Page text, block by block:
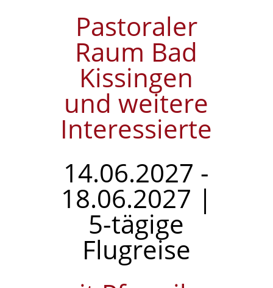
Pastoraler
Raum Bad
Kissingen
und weitere
Interessierte
14.06.2027 -
18.06.2027 |
5-tägige
Flugreise